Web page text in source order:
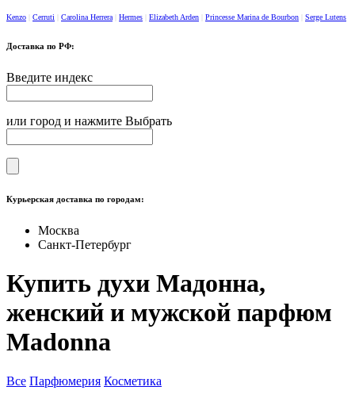
Kenzo Cerruti Carolina Herrera Hermes Elizabeth Arden Princesse Marina de Bourbon Serge Lutens
Доставка по РФ:
Введите индекс
или город и нажмите Выбрать
Курьерская доставка по городам:
Москва
Санкт-Петербург
Купить духи Мадонна,
женский и мужской парфюм
Madonna
Все Парфюмерия Косметика